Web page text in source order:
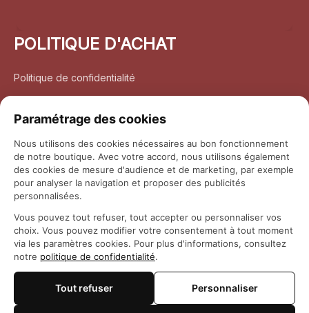
POLITIQUE D'ACHAT
Politique de confidentialité
Politique de retour et remboursement
Coordonnées
Questions fréquemment posées
© 2026 Maison Otaku
Paramétrage des cookies
Nous utilisons des cookies nécessaires au bon fonctionnement
de notre boutique. Avec votre accord, nous utilisons également
des cookies de mesure d'audience et de marketing, par exemple
pour analyser la navigation et proposer des publicités
personnalisées.
Vous pouvez tout refuser, tout accepter ou personnaliser vos
choix. Vous pouvez modifier votre consentement à tout moment
via les paramètres cookies. Pour plus d'informations, consultez
notre politique de confidentialité.
Tout refuser Personnaliser